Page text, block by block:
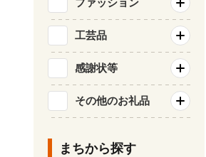
ファッション
工芸品
感謝状等
その他のお礼品
まちから探す